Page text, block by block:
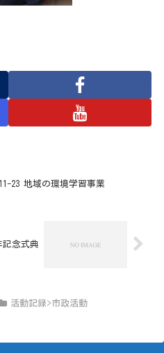
23 地域の環境学習事業
記念式典
活動記録>市政活動